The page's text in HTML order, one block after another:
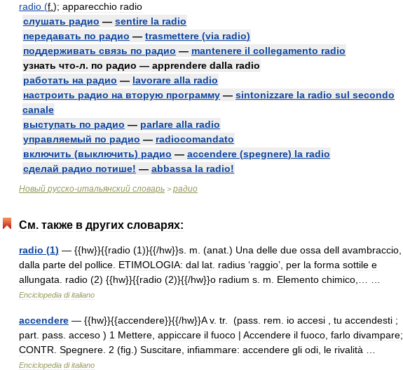
radio (f ); apparecchio radio
слушать радио — sentire la radio
передавать по радио — trasmettere (via radio)
поддерживать связь по радио — mantenere il collegamento radio
узнать что-л. по радио — apprendere dalla radio
работать на радио — lavorare alla radio
настроить радио на вторую программу — sintonizzare la radio sul secondo
canale
выступать по радио — parlare alla radio
управляемый по радио — radiocomandato
включить (выключить) радио — accendere (spegnere) la radio
сделай радио потише! — abbassa la radio!
Новый русско-итальянский словарь > радио
См. также в других словарях:
radio (1) — {{hw}}{{radio (1)}{{/hw}}s m . (anat .) Una delle due ossa dell avambraccio
dalla parte del pollice ETIMOLOGIA: dal lat radius ‘raggio’, per la forma sottile e
allungata
radio (2) {{hw}}{{radio (2)}{{/hw}}o radium s m Elemento chimico
Enciclopedia di italiano
accendere — {{hw}}{{accendere}}{{/hw}}A v. tr. (pass rem io accesi tu accendesti ;
part pass acceso ) 1 Mettere appiccare il fuoco | Accendere il fuoco farlo divampare;
CONTR Spegnere 2 (fig .) Suscitare infiammare: accendere gli odi le rivalità
Enciclopedia di italiano